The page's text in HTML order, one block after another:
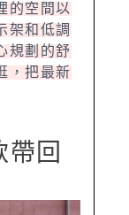
的空間以
架和低調
規劃的舒
，把最新
回